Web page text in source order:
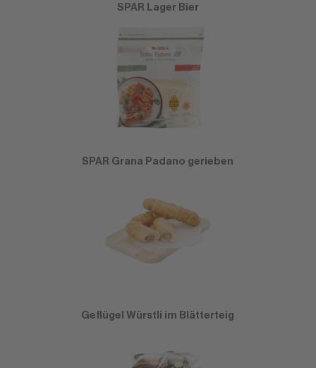
SPAR Lager Bier
SPAR Grana Padano gerieben
Geflügel Würstli im Blätterteig